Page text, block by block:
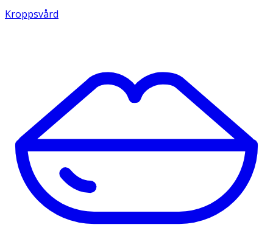
Kroppsvård